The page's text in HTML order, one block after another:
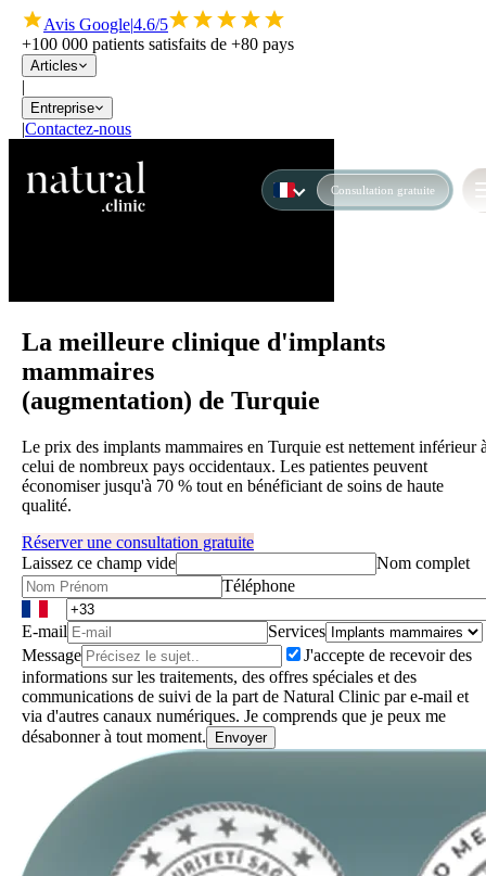
Avis Google|4.6/5
+100 000 patients satisfaits de +80 pays
Articles
|
Entreprise
|Contactez-nous
Consultation gratuite
La meilleure clinique d'implants
mammaires
(augmentation) de Turquie
Le prix des implants mammaires en Turquie est nettement inférieur
celui de nombreux pays occidentaux. Les patientes peuvent
économiser jusqu'à 70 % tout en bénéficiant de soins de haute
qualité.
Réserver une consultation gratuite
Laissez ce champ vide
Nom complet
Téléphone
E-mail
Services
Message
J'accepte de recevoir des
informations sur les traitements, des offres spéciales et des
communications de suivi de la part de Natural Clinic par e-mail et
via d'autres canaux numériques. Je comprends que je peux me
désabonner à tout moment.
Envoyer